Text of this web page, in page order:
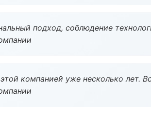
подход, соблюдение
компанией уже несколько лет.